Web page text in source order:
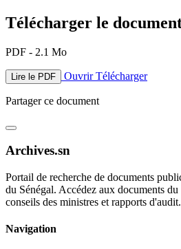
Télécharger le
PDF - 2.1 Mo
Lire le PDF OuvrirTélécharger
Partager ce document
Archives.sn
Portail de recherche de documents
du Sénégal. Accédez aux documents
conseils des ministres et rapports d'audit.
Navigation